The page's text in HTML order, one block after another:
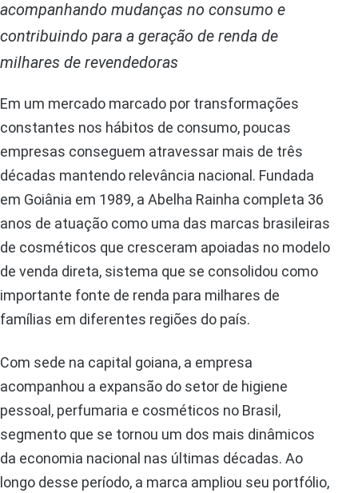
acompanhando mudanças no consumo e
contribuindo para a geração de renda de
milhares de revendedoras
Em um mercado marcado por transformações
constantes nos hábitos de consumo, poucas
empresas conseguem atravessar mais de três
décadas mantendo relevância nacional. Fundada
em Goiânia em 1989, a Abelha Rainha completa 36
anos de atuação como uma das marcas brasileiras
de cosméticos que cresceram apoiadas no modelo
de venda direta, sistema que se consolidou como
importante fonte de renda para milhares de
famílias em diferentes regiões do país.
Com sede na capital goiana, a empresa
acompanhou a expansão do setor de higiene
pessoal, perfumaria e cosméticos no Brasil,
segmento que se tornou um dos mais dinâmicos
da economia nacional nas últimas décadas. Ao
longo desse período, a marca ampliou seu portfólio,